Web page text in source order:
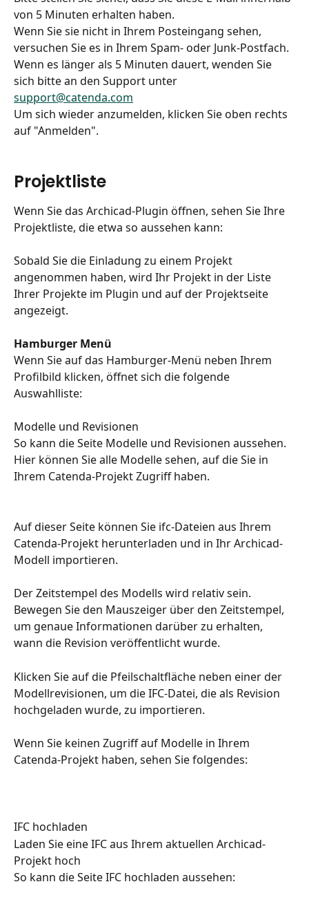
von 5 Minuten erhalten haben.
Wenn Sie sie nicht in Ihrem Posteingang sehen,
versuchen Sie es in Ihrem Spam- oder Junk-Postfach.
Wenn es länger als 5 Minuten dauert, wenden Sie
sich bitte an den Support unter
support@catenda.com
Um sich wieder anzumelden, klicken Sie oben rechts
auf "Anmelden".
Projektliste
Wenn Sie das Archicad-Plugin öffnen, sehen Sie Ihre
Projektliste, die etwa so aussehen kann:
Sobald Sie die Einladung zu einem Projekt
angenommen haben, wird Ihr Projekt in der Liste
Ihrer Projekte im Plugin und auf der Projektseite
angezeigt.
Hamburger Menü
Wenn Sie auf das Hamburger-Menü neben Ihrem
Profilbild klicken, öffnet sich die folgende
Auswahlliste:
Modelle und Revisionen
So kann die Seite Modelle und Revisionen aussehen.
Hier können Sie alle Modelle sehen, auf die Sie in
Ihrem Catenda-Projekt Zugriff haben.
Auf dieser Seite können Sie ifc-Dateien aus Ihrem
Catenda-Projekt herunterladen und in Ihr Archicad-
Modell importieren.
Der Zeitstempel des Modells wird relativ sein.
Bewegen Sie den Mauszeiger über den Zeitstempel,
um genaue Informationen darüber zu erhalten,
wann die Revision veröffentlicht wurde.
Klicken Sie auf die Pfeilschaltfläche neben einer der
Modellrevisionen, um die IFC-Datei, die als Revision
hochgeladen wurde, zu importieren.
Wenn Sie keinen Zugriff auf Modelle in Ihrem
Catenda-Projekt haben, sehen Sie folgendes:
IFC hochladen
Laden Sie eine IFC aus Ihrem aktuellen Archicad-
Projekt hoch
So kann die Seite IFC hochladen aussehen: